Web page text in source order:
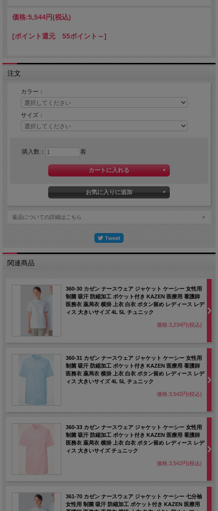
価格:5,544円(税込)
[ポイント還元 55ポイント～]
注文
カラー：
サイズ：
購入数： 着
返品についての詳細はこちら
関連商品
360-30 カゼン ナースウェア ジャケット ケーシー 女性用
制菌 吸汗 防縮加工 ポケット付き KAZEN 医療用 看護師
医務衣 薬局衣 横掛 上衣 白衣 ボタン留め レディース レデ
ィス 大きいサイズ 4L 5L チュニック
価格:3,234円(税込)
360-31 カゼン ナースウェア ジャケット ケーシー 女性用
制菌 吸汗 防縮加工 ポケット付き KAZEN 医療用 看護師
医務衣 薬局衣 横掛 上衣 白衣 ボタン留め レディース レデ
ィス 大きいサイズ 4L 5L チュニック
価格:3,542円(税込)
360-33 カゼン ナースウェア ジャケット ケーシー 女性用
制菌 吸汗 防縮加工 ポケット付き KAZEN 医療用 看護師
医務衣 薬局衣 横掛 上衣 白衣 ボタン留め レディース レデ
ィス 大きいサイズ チュニック
価格:3,542円(税込)
361-70 カゼン ナースウェア ジャケット ケーシー 七分袖
女性用 制菌 吸汗 防縮加工 ポケット付き KAZEN 医療用